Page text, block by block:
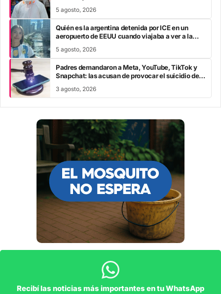
5 agosto, 2026
Quién es la argentina detenida por ICE en un
aeropuerto de EEUU cuando viajaba a ver a la
5 agosto, 2026
Padres demandaron a Meta, YouTube, TikTok y
Snapchat: las acusan de provocar el suicidio de
3 agosto, 2026
Recibí las noticias más importantes en tu WhatsApp